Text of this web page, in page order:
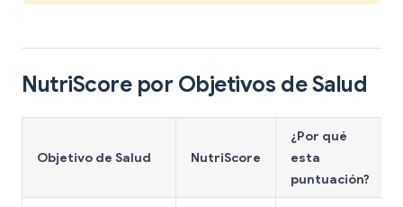
NutriScore por Objetivos de Salud
Objetivo de Salud NutriScore
¿Por qué
esta
puntuación?